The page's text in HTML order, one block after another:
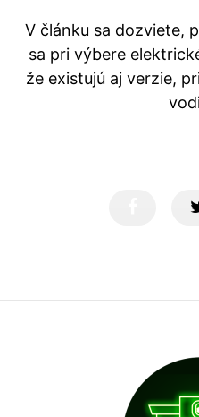
V článku sa dozviete,
sa pri výbere
že existujú aj verzie,